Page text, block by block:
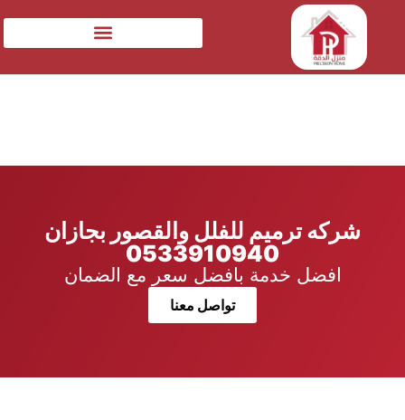
شركه ترميم للفلل والقصور بجازان
0533910940
افضل خدمة بافضل سعر مع الضمان
تواصل معنا